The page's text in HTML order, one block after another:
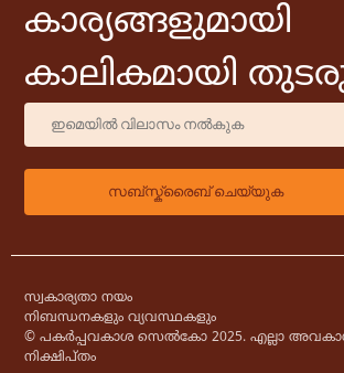
കാര്യങ്ങളുമായി
കാലികമായി
സ്വകാര്യതാ നയം
നിബന്ധനകളും വ്യവസ്ഥകളും
© പകർപ്പവകാശ സെൽകോ 2025. എല്ലാ
നിക്ഷിപ്തം